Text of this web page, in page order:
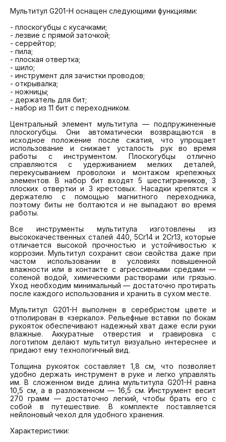
Мультитул G201-H оснащен следующими функциями:
- плоскогубцы с кусачками;
- лезвие с прямой заточкой;
- серрейтор;
- пила;
- плоская отвертка;
- шило;
- инструмент для зачистки проводов;
- открывалка;
- ножницы;
- держатель для бит;
- набор из 11 бит с переходником.
Центральный элемент мультитула — подпружиненные
плоскогубцы. Они автоматически возвращаются в
исходное положение после сжатия, что упрощает
использование и снижает усталость рук во время
работы с инструментом. Плоскогубцы отлично
справляются с удерживанием мелких деталей,
перекусыванием проволоки и монтажом крепежных
элементов. В набор бит входят 5 шестигранников, 3
плоских отвертки и 3 крестовых. Насадки крепятся к
держателю с помощью магнитного переходника,
поэтому биты не болтаются и не выпадают во время
работы.
Все инструменты мультитула изготовлены из
высококачественных сталей 440, 5Cr14 и 2Cr13, которые
отличается высокой прочностью и устойчивостью к
коррозии. Мультитул сохранит свои свойства даже при
частом использовании в условиях повышенной
влажности или в контакте с агрессивными средами —
соленой водой, химическими растворами или грязью.
Уход необходим минимальный — достаточно протирать
после каждого использования и хранить в сухом месте.
Мультитул G201-H выполнен в серебристом цвете и
отполирован в «зеркало». Рельефные вставки по бокам
рукояток обеспечивают надежный хват даже если руки
влажные. Аккуратные отверстия и гравировка с
логотипом делают мультитул визуально интереснее и
придают ему технологичный вид.
Толщина рукояток составляет 1,8 см, что позволяет
удобно держать инструмент в руке и легко управлять
им. В сложенном виде длина мультитула G201-H равна
10,5 см, а в разложенном — 16,5 см. Инструмент весит
270 грамм — достаточно легкий, чтобы брать его с
собой в путешествие. В комплекте поставляется
нейлоновый чехол для удобного хранения.
Характеристики: